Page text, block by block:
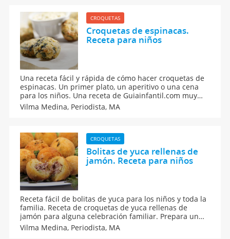
otro pescado blanco.
CROQUETAS
Croquetas de espinacas.
Receta para niños
Una receta fácil y rápida de cómo hacer croquetas de
espinacas. Un primer plato, un aperitivo o una cena
para los niños. Una receta de Guiainfantil.com muy
fácil y sencilla de preparar. Una receta ideal para una
fiesta de cumpleaños, un aperitivo o la cena de los
Vilma Medina, Periodista, MA
CROQUETAS
Bolitas de yuca rellenas de
jamón. Receta para niños
Receta fácil de bolitas de yuca para los niños y toda la
familia. Receta de croquetas de yuca rellenas de
jamón para alguna celebración familiar. Prepara un
entrante sencillo con esta receta de bolitas rellenas de
yuca. Receta de bolas de yuca fritas. Recetas para
Vilma Medina, Periodista, MA